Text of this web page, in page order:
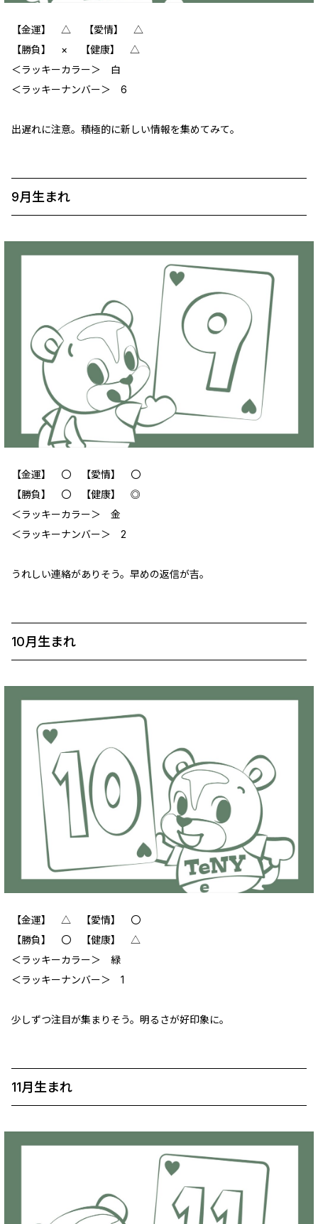
【金運】 ‪△ 【愛情】 ‪△
【勝負】 × 【健康】 ‪△
＜ラッキーカラー＞ 白
＜ラッキーナンバー＞ 6
出遅れに注意。積極的に新しい情報を集めてみて。
9月生まれ
【金運】 〇 【愛情】 〇
【勝負】 〇 【健康】 ◎
＜ラッキーカラー＞ 金
＜ラッキーナンバー＞ 2
うれしい連絡がありそう。早めの返信が吉。
10月生まれ
【金運】 △ 【愛情】 〇
【勝負】 〇 【健康】 △
＜ラッキーカラー＞ 緑
＜ラッキーナンバー＞ 1
少しずつ注目が集まりそう。明るさが好印象に。
11月生まれ